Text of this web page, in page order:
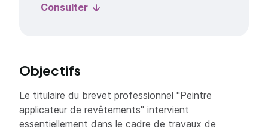
Consulter
Objectifs
Le titulaire du brevet professionnel "Peintre
applicateur de revêtements" intervient
essentiellement dans le cadre de travaux de